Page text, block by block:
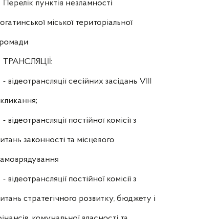
Перелік пунктів незламності
міської територіальної
ТРАНСЛЯЦІЇ:
- відеотрансляції сесійних засідань VIII
- відеотрансляції постійної комісії з
законності та місцевого
- відеотрансляції постійної комісії з
стратегічного розвитку, бюджету і